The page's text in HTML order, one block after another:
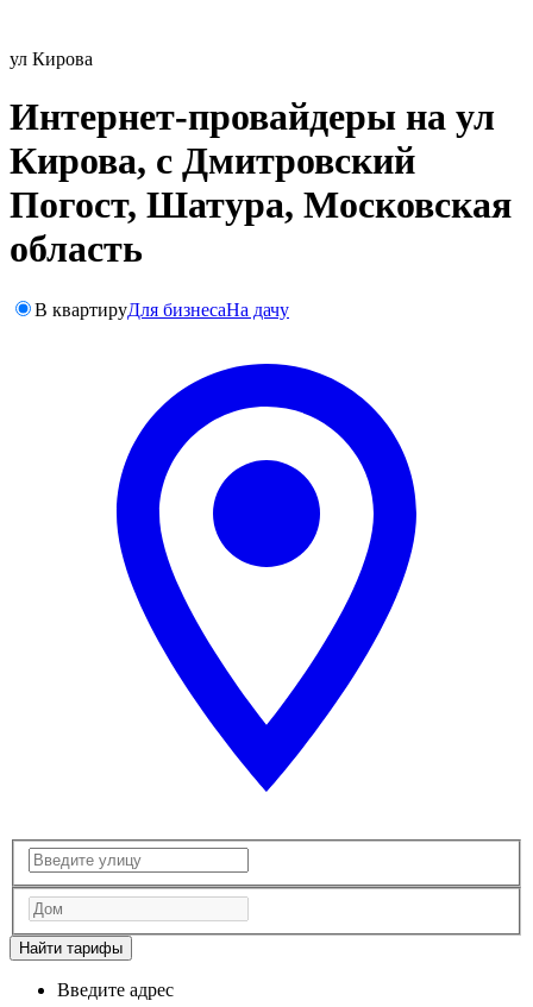
ул Кирова
Интернет-провайдеры на ул
Кирова, с Дмитровский
Погост, Шатура, Московская
область
В квартируДля бизнесаНа дачу
Найти тарифы
Введите адрес